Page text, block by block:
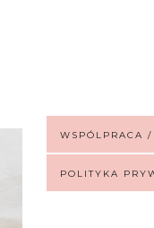
WSPÓLPRACA
POLITYKA